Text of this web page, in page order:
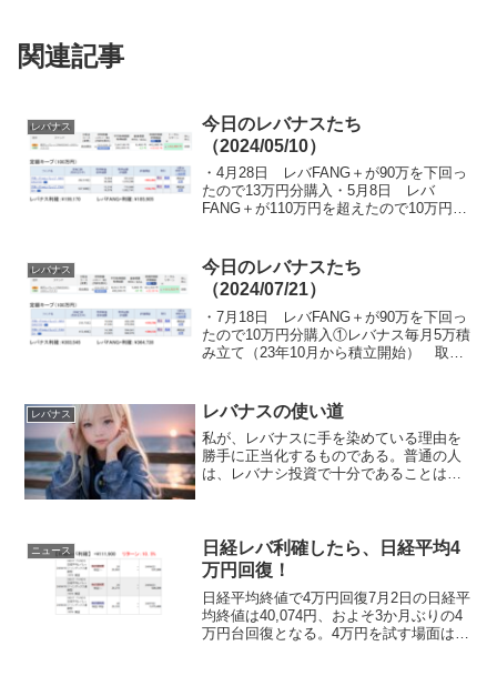
関連記事
レバナス
今日のレバナスたち
（2024/05/10）
・4月28日 レバFANG＋が90万を下回っ
たので13万円分購入・5月8日 レバ
FANG＋が110万円を超えたので10万円分
取得額：400,000円 評価額...
レバナス
今日のレバナスたち
（2024/07/21）
・7月18日 レバFANG＋が90万を下回っ
たので10万円分購入①レバナス毎月5万積
み立て（23年10月から積立開始） 取得
ープ運用（24年1月...
レバナス レバナスの使い道
私が、レバナスに手を染めている理由を
勝手に正当化するものである。普通の人
は、レバナシ投資で十分であることは、
日々の値動きの2倍となるよ...
ニュース
日経レバ利確したら、日経平均4
万円回復！
日経平均終値で4万円回復7月2日の日経平
均終値は40,074円、およそ3か月ぶりの4
万円台回復となる。4万円を試す場面はあ